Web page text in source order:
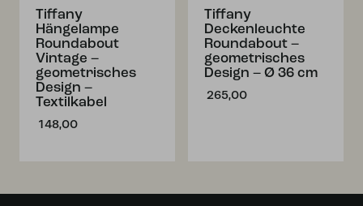
Tiffany
Hängelampe
Roundabout
Vintage –
geometrisches
Design –
Textilkabel
148,00
Tiffany
Deckenleuchte
Roundabout –
geometrisches
Design – Ø 36 cm
265,00